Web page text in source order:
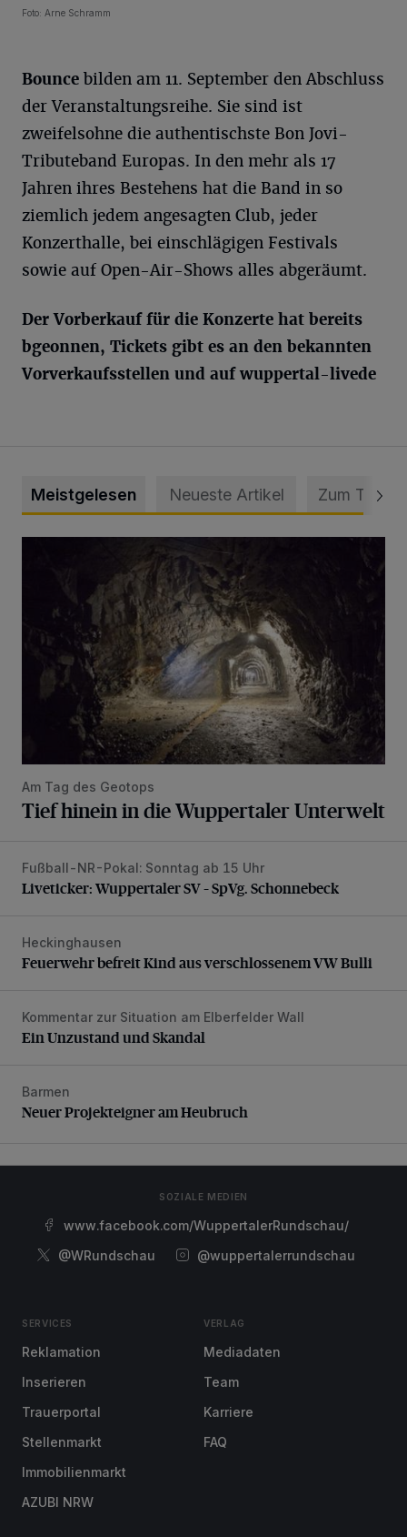
Foto: Arne Schramm
Bounce bilden am 11. September den Abschluss
der Veranstaltungsreihe. Sie sind ist
zweifelsohne die authentischste Bon Jovi-
Tributeband Europas. In den mehr als 17
Jahren ihres Bestehens hat die Band in so
ziemlich jedem angesagten Club, jeder
Konzerthalle, bei einschlägigen Festivals
sowie auf Open-Air-Shows alles abgeräumt.
Der Vorberkauf für die Konzerte hat bereits
bgeonnen, Tickets gibt es an den bekannten
Vorverkaufsstellen und auf wuppertal-livede
Meistgelesen Neueste Artikel Zum Thema
Am Tag des Geotops
Tief hinein in die Wuppertaler Unterwelt
Liveticker: Wuppertaler SV – SpVg. Schonnebeck
Fußball-NR-Pokal: Sonntag ab 15 Uhr
Liveticker: Wuppertaler SV – SpVg. Schonnebeck
Feuerwehr befreit Kind aus verschlossenem VW Bulli
Heckinghausen
Feuerwehr befreit Kind aus verschlossenem VW Bulli
Ein Unzustand und Skandal
Kommentar zur Situation am Elberfelder Wall
Ein Unzustand und Skandal
Neuer Projekteigner am Heubruch
Barmen
Neuer Projekteigner am Heubruch
SOZIALE MEDIEN
www.facebook.com/WuppertalerRundschau/
@WRundschau
@wuppertalerrundschau
SERVICES
Reklamation
Inserieren
Trauerportal
Stellenmarkt
Immobilienmarkt
AZUBI NRW
VERLAG
Mediadaten
Team
Karriere
FAQ